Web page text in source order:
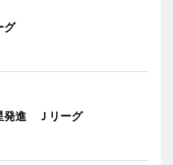
グ
発進 Ｊリーグ